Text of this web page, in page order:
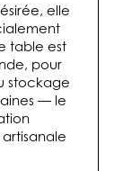
elle
table est
pour
stockage
— le